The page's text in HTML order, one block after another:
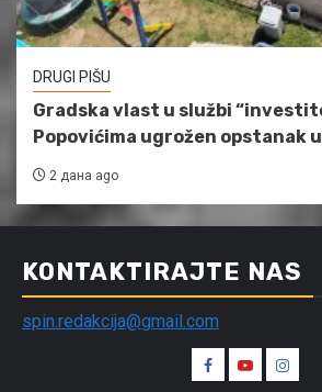
DRUGI PIŠU
Gradska vlast u službi
Popovićima ugrožen opstanak
2 дана ago
KONTAKTIRAJTE NAS
spin.redakcija@gmail.com
SpinSpin
Spin